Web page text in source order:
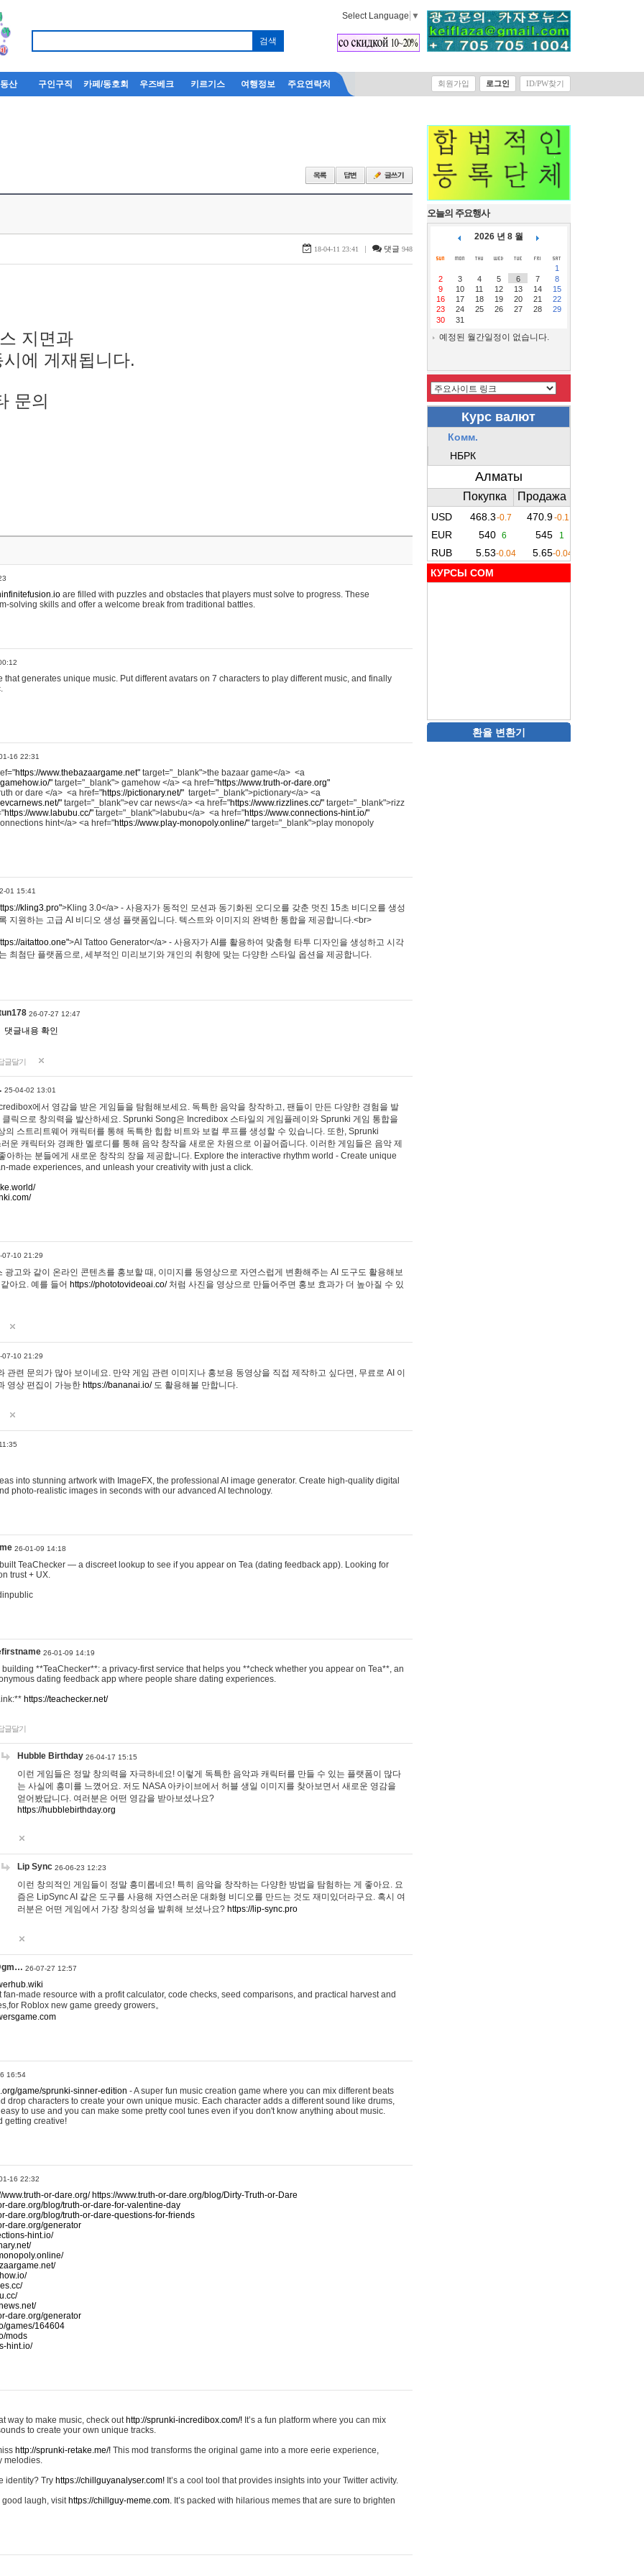
Select Language ▼
산 구인구직 카페/동호회 우즈베크 키르기스 여행정보 주요연락처 회원가입 로그인 ID/PW찾기
18-04-11 23:41 | 댓글 948
지면과
에 게재됩니다.
문의
are filled with puzzles and obstacles that players must solve to progress. These
solving skills and offer a welcome break from traditional battles.
that generates unique music. Put different avatars on 7 characters to play different music, and finally
16 22:31
https://www.thebazaargame.net" target="_blank">the bazaar game</a> <a
" target="_blank"> gamehow </a> <a href="https://www.truth-or-dare.org"
or dare </a> <a href="https://pictionary.net/" target="_blank">pictionary</a> <a
" target="_blank">ev car news</a> <a href="https://www.rizzlines.cc/" target="_blank">rizz
https://www.labubu.cc/" target="_blank">labubu</a> <a href="https://www.connections-hint.io/"
hint</a> <a href="https://www.play-monopoly.online/" target="_blank">play monopoly
01 15:41
kling3.pro">Kling 3.0</a> - 사용자가 동적인 모션과 동기화된 오디오를 갖춘 멋진 15초 비디오를 생성
지원하는 고급 AI 비디오 생성 플랫폼입니다. 텍스트와 이미지의 완벽한 통합을 제공합니다.<br>
aitattoo.one">AI Tattoo Generator</a> - 사용자가 AI를 활용하여 맞춤형 타투 디자인을 생성하고 시각
최첨단 플랫폼으로, 세부적인 미리보기와 개인의 취향에 맞는 다양한 스타일 옵션을 제공합니다.
26-07-27 12:47
댓글내용 확인
글달기
25-04-02 13:01
에서 영감을 받은 게임들을 탐험해보세요. 독특한 음악을 창작하고, 팬들이 만든 다양한 경험을 발
클릭으로 창의력을 발산하세요. Sprunki Song은 Incredibox 스타일의 게임플레이와 Sprunki 게임 통합을
의 스트리트웨어 캐릭터를 통해 독특한 힙합 비트와 보컬 루프를 생성할 수 있습니다. 또한, Sprunki
운 캐릭터와 경쾌한 멜로디를 통해 음악 창작을 새로운 차원으로 이끌어줍니다. 이러한 게임들은 음악 제
아하는 분들에게 새로운 창작의 장을 제공합니다. Explore the interactive rhythm world - Create unique
made experiences, and unleash your creativity with just a click.
07-10 21:29
광고와 같이 온라인 콘텐츠를 홍보할 때, 이미지를 동영상으로 자연스럽게 변환해주는 AI 도구도 활용해보
아요. 예를 들어 https://phototovideoai.co/처럼 사진을 영상으로 만들어주면 홍보 효과가 더 높아질 수 있
07-10 21:29
관련 문의가 많아 보이네요. 만약 게임 관련 이미지나 홍보용 동영상을 직접 제작하고 싶다면, 무료로 AI 이
영상 편집이 가능한 https://bananai.io/도 활용해볼 만합니다.
into stunning artwork with ImageFX, the professional AI image generator. Create high-quality digital
photo-realistic images in seconds with our advanced AI technology.
26-01-09 14:18
TeaChecker — a discreet lookup to see if you appear on Tea (dating feedback app). Looking for
trust + UX.
26-01-09 14:19
building **TeaChecker**: a privacy-first service that helps you **check whether you appear on Tea**, an
dating feedback app where people share dating experiences.
https://teachecker.net/
글달기
Hubble Birthday 26-04-17 15:15
이런 게임들은 정말 창의력을 자극하네요! 이렇게 독특한 음악과 캐릭터를 만들 수 있는 플랫폼이 많다
는 사실에 흥미를 느꼈어요. 저도 NASA 아카이브에서 허블 생일 이미지를 찾아보면서 새로운 영감을
얻어봤답니다. 여러분은 어떤 영감을 받아보셨나요?
https://hubblebirthday.org
Lip Sync 26-06-23 12:23
이런 창의적인 게임들이 정말 흥미롭네요! 특히 음악을 창작하는 다양한 방법을 탐험하는 게 좋아요. 요
즘은 LipSync AI 같은 도구를 사용해 자연스러운 대화형 비디오를 만드는 것도 재미있더라구요. 혹시 여
러분은 어떤 게임에서 가장 창의성을 발휘해 보셨나요? https://lip-sync.pro
26-07-27 12:57
made resource with a profit calculator, code checks, seed comparisons, and practical harvest and
Roblox new game greedy growers。
16:54
game/sprunki-sinner-edition - A super fun music creation game where you can mix different beats
drop characters to create your own unique music. Each character adds a different sound like drums,
to use and you can make some pretty cool tunes even if you don't know anything about music.
getting creative!
16 22:32
www.truth-or-dare.org/ https://www.truth-or-dare.org/blog/Dirty-Truth-or-Dare
dare.org/blog/truth-or-dare-for-valentine-day
dare.org/blog/truth-or-dare-questions-for-friends
dare.org/generator
hint.io/
dare.org/generator
games/164604
mods
hint.io/
way to make music, check out http://sprunki-incredibox.com/! It’s a fun platform where you can mix
to create your own unique tracks.
http://sprunki-retake.me/! This mod transforms the original game into a more eerie experience,
melodies.
identity? Try https://chillguyanalyser.com! It’s a cool tool that provides insights into your Twitter activity.
good laugh, visit https://chillguy-meme.com. It’s packed with hilarious memes that are sure to brighten
오늘의 주요행사
2026 년 8 월
1
2
3 4 5 6 7
8
9
10 11 12 13 14
15
16
17 18 19 20 21
22
23
24 25 26 27 28
29
30
31
예정된 월간일정이 없습니다.
КУРСЫ COM
환율 변환기